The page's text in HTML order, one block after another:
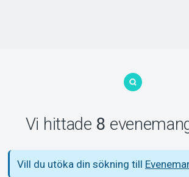
Vi hittade 8
Vill du utöka din sökning till